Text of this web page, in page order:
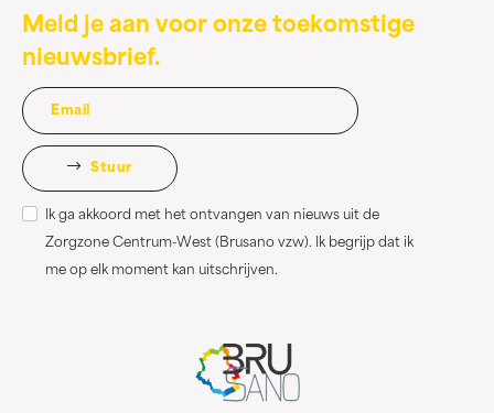
Meld je aan voor onze toekomstige
nieuwsbrief.
Stuur
Ik ga akkoord met het ontvangen van nieuws uit de
Zorgzone Centrum-West (Brusano vzw). Ik begrijp dat ik
me op elk moment kan uitschrijven.